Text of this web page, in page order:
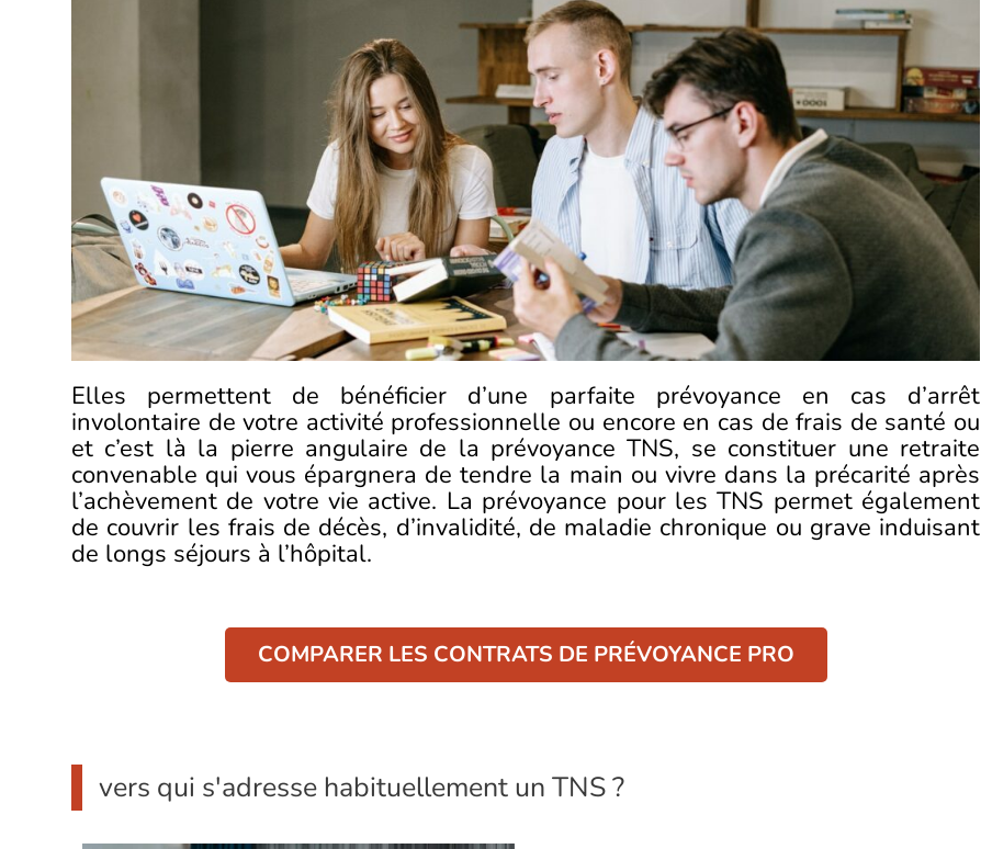
Elles permettent de bénéficier d’une parfaite prévoyance en cas d’arrêt
involontaire de votre activité professionnelle ou encore en cas de frais de santé ou
et c’est là la pierre angulaire de la prévoyance TNS, se constituer une retraite
convenable qui vous épargnera de tendre la main ou vivre dans la précarité après
l’achèvement de votre vie active. La prévoyance pour les TNS permet également
de couvrir les frais de décès, d’invalidité, de maladie chronique ou grave induisant
de longs séjours à l’hôpital.
COMPARER LES CONTRATS DE PRÉVOYANCE PRO
vers qui s'adresse habituellement un TNS ?